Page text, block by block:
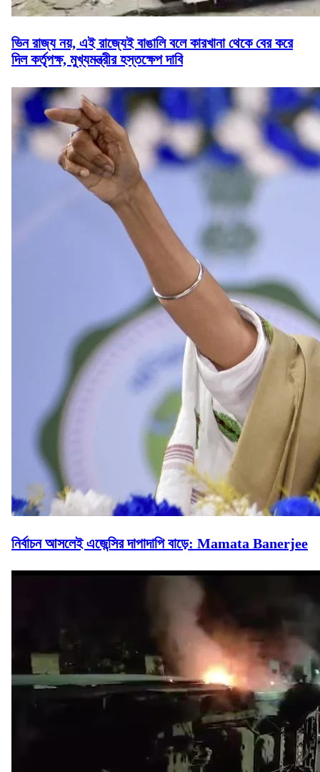
ভিন রাজ্য নয়, এই রাজ্যেই বাঙালি বলে কারখানা থেকে বের করে
দিল কর্তৃপক্ষ, মুখ্যমন্ত্রীর হস্তক্ষেপ দাবি
নির্বাচন আসলেই এজেন্সির দাপাদাপি বাড়ে: Mamata Banerjee